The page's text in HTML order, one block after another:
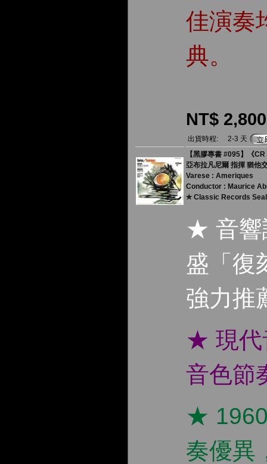
佳演奏
典。
NT$ 2,800
出貨時程:
2-3 天
【黑膠專書 #095】《
亞布拉凡尼爾 指揮 猶他
Varese : Ameriques
Conductor : Maurice
✯ Classic Records
★ 音響
盛「復
強力
★ 現代
音色節
★
奏優異